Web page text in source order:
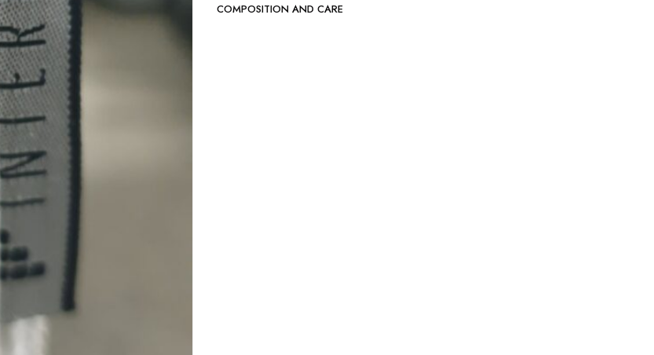
COMPOSITION AND CARE